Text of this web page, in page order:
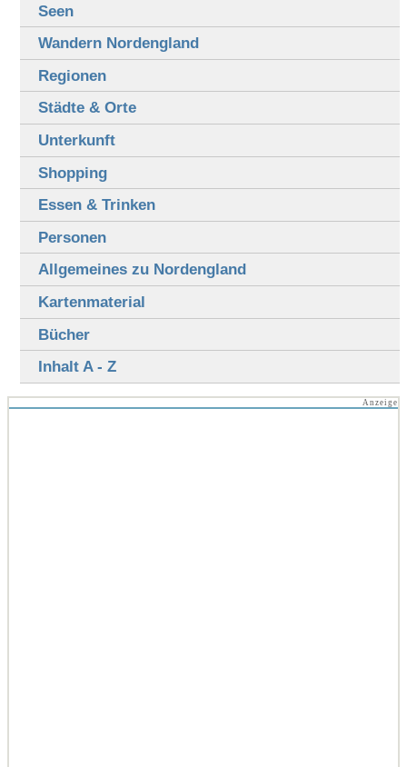
Seen
Wandern Nordengland
Regionen
Städte & Orte
Unterkunft
Shopping
Essen & Trinken
Personen
Allgemeines zu Nordengland
Kartenmaterial
Bücher
Inhalt A - Z
Anzeige